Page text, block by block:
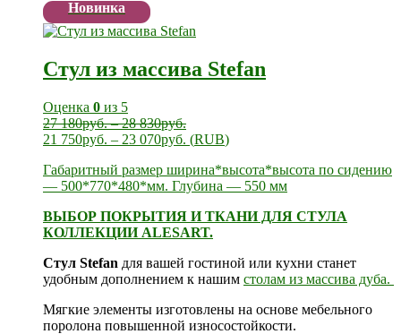
Новинка
Стул из массива Stefan
Оценка 0 из 5
27 180руб.–28 830руб.
21 750руб. – 23 070руб. (RUB)
Габаритный размер ширина*высота*высота по сидению
— 500*770*480*мм. Глубина — 550 мм
ВЫБОР ПОКРЫТИЯ И ТКАНИ ДЛЯ СТУЛА
КОЛЛЕКЦИИ ALESART.
Стул Stefan для вашей гостиной или кухни станет
удобным дополнением к нашим столам из массива дуба.
Мягкие элементы изготовлены на основе мебельного
поролона повышенной износостойкости.